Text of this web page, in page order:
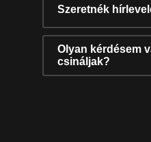
Szeretnék
Olyan kérdésem
csináljak?